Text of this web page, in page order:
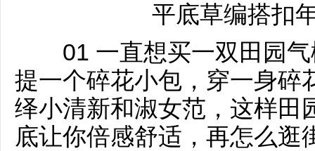
平底草编搭扣
01 一直想买一双田园气
提一个碎花小包，穿一身碎
绎小清新和淑女范，这样田
底让你倍感舒适，再怎么逛